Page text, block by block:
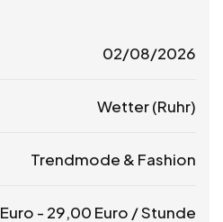
02/08/2026
Wetter (Ruhr)
Trendmode & Fashion
Euro - 29,00 Euro / Stunde